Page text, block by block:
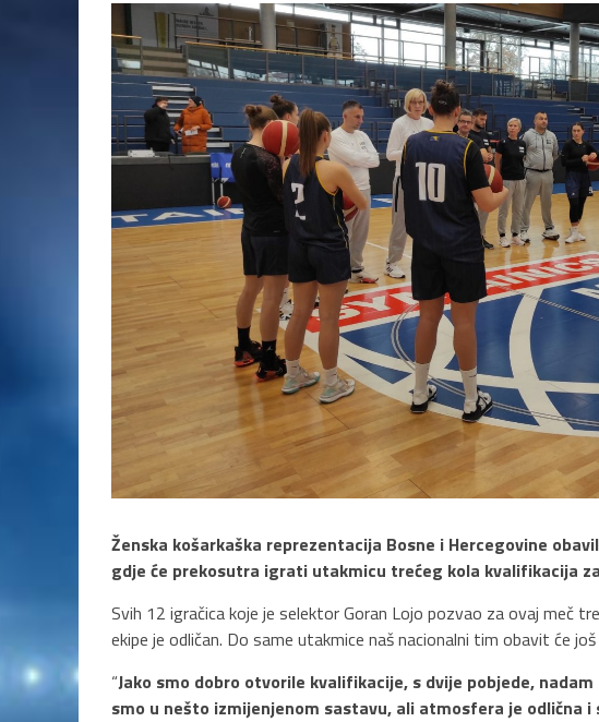
Ženska košarkaška reprezentacija Bosne i Hercegovine
gdje će prekosutra igrati utakmicu trećeg kola kvalifikacija
Svih 12 igračica koje je selektor Goran Lojo pozvao za ovaj meč
ekipe je odličan. Do same utakmice naš nacionalni tim obavit će
“Jako smo dobro otvorile kvalifikacije, s dvije pobjede,
smo u nešto izmijenjenom sastavu, ali atmosfera je odlična